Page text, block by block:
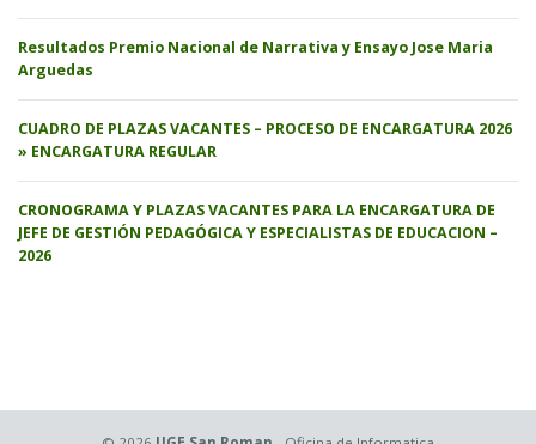
Resultados Premio Nacional de Narrativa y Ensayo Jose Maria
Arguedas
CUADRO DE PLAZAS VACANTES – PROCESO DE ENCARGATURA 2026
» ENCARGATURA REGULAR
CRONOGRAMA Y PLAZAS VACANTES PARA LA ENCARGATURA DE
JEFE DE GESTIÓN PEDAGÓGICA Y ESPECIALISTAS DE EDUCACION –
2026